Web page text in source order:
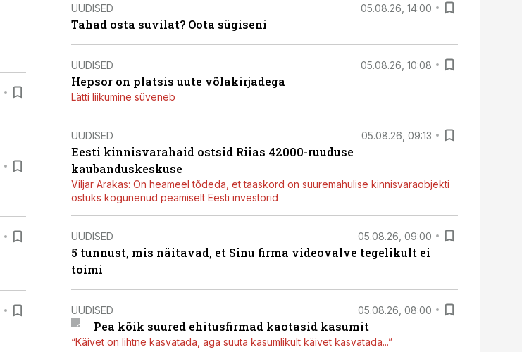
UUDISED 05.08.26, 14:00
Tahad osta suvilat? Oota sügiseni
UUDISED 05.08.26, 10:08
Hepsor on platsis uute võlakirjadega
Lätti liikumine süveneb
UUDISED 05.08.26, 09:13
Eesti kinnisvarahaid ostsid Riias 42000-ruuduse
kaubanduskeskuse
Viljar Arakas: On heameel tõdeda, et taaskord on suuremahulise kinnisvaraobjekti
ostuks kogunenud peamiselt Eesti investorid
UUDISED 05.08.26, 09:00
5 tunnust, mis näitavad, et Sinu firma videovalve tegelikult ei
toimi
UUDISED 05.08.26, 08:00
Pea kõik suured ehitusfirmad kaotasid kasumit
“Käivet on lihtne kasvatada, aga suuta kasumlikult käivet kasvatada...”